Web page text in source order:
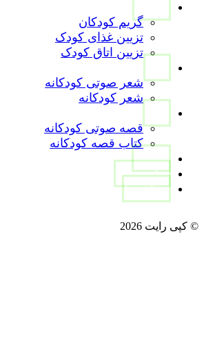
گریم کودکان
تزیین غذای کودک
تزیین اتاق کودک
شعر صوتی کودکانه
شعر کودکانه
قصه صوتی کودکانه
کتاب قصه کودکانه
مقالات
تماس با ما
درباره ما
© کپی رایت 2026